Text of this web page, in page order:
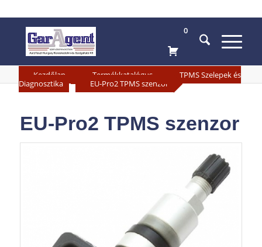
0
Kezdőlap Termékkatalógus
TPMS Szelepek és
Diagnosztika
EU-Pro2 TPMS szenzor
EU-Pro2 TPMS szenzor